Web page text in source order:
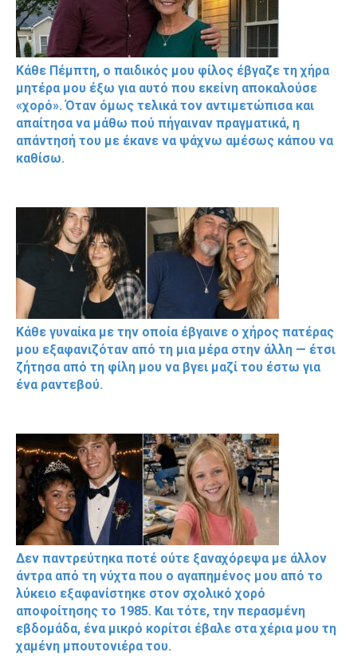
Κάθε Πέμπτη, ο παιδικός μου φίλος έβγαζε τη χήρα
μητέρα μου έξω για αυτό που εκείνη αποκαλούσε
«χορό». Όταν όμως τελικά τον αντιμετώπισα και
απαίτησα να μάθω πού πήγαιναν πραγματικά, η
απάντησή του με έκανε να ψάχνω αμέσως κάπου να
καθίσω.
Κάθε γυναίκα με την οποία έβγαινε ο χήρος πατέρας
μου εξαφανιζόταν από τη μια μέρα στην άλλη — έτσι
ζήτησα από τη φίλη μου να βγει μαζί του έστω για
ένα ραντεβού.
Δεν παντρεύτηκα ποτέ ούτε ξαναχόρεψα με άλλον
άντρα από τη νύχτα που ο αγαπημένος μου από το
λύκειο εξαφανίστηκε στον σχολικό χορό
αποφοίτησης το 1985. Και τότε, την περασμένη
εβδομάδα, ένα μικρό κορίτσι έβαλε στα χέρια μου τη
χαμένη μπουτονιέρα του.